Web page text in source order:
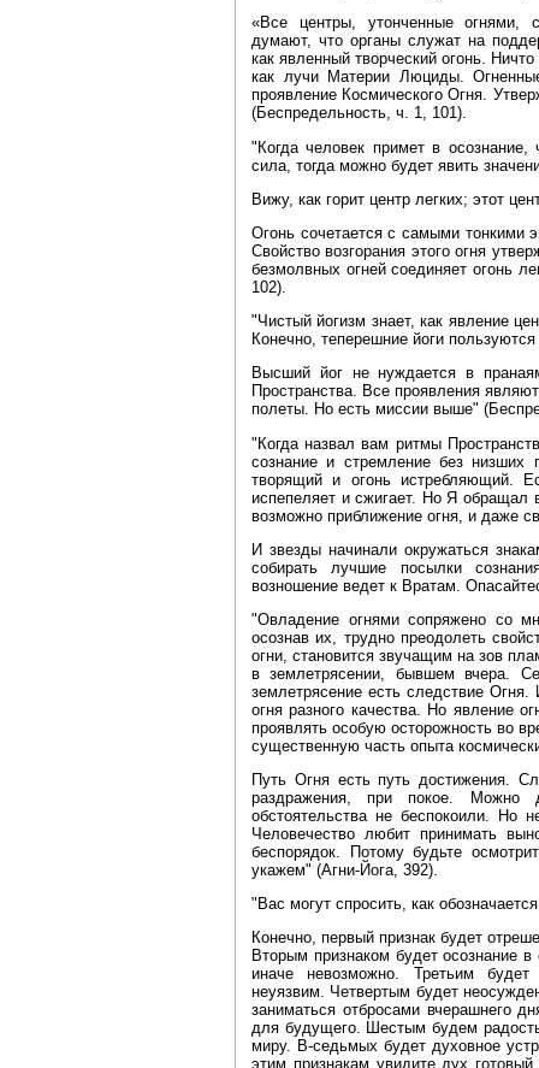
«Все центры, утонченные огнями,
думают, что органы служат на
как явленный творческий огонь.
как лучи Материи Люциды.
проявление Космического Огня.
(Беспредельность, ч. 1, 101).
"Когда человек примет в
сила, тогда можно будет явить
Вижу, как горит центр легких; этот
Огонь сочетается с самыми тонкими
Свойство возгорания этого огня
безмолвных огней соединяет огонь
102).
"Чистый йогизм знает, как явление
Конечно, теперешние йоги
Высший йог не нуждается в
Пространства. Все проявления
полеты. Но есть миссии выше"
"Когда назвал вам ритмы
сознание и стремление без
творящий и огонь истребляющий.
испепеляет и сжигает. Но Я
возможно приближение огня, и даже
И звезды начинали окружаться
собирать лучшие посылки
возношение ведет к Вратам.
"Овладение огнями сопряжено со
осознав их, трудно преодолеть
огни, становится звучащим на зов
в землетрясении, бывшем вчера.
землетрясение есть следствие
огня разного качества. Но явление
проявлять особую осторожность во
существенную часть опыта
Путь Огня есть путь достижения.
раздражения, при покое. Можно
обстоятельства не беспокоили. Но
Человечество любит принимать
беспорядок. Потому будьте
укажем" (Агни‑Йога, 392).
"Вас могут спросить, как
Конечно, первый признак будет
Вторым признаком будет осознание
иначе невозможно. Третьим
неуязвим. Четвертым будет
заниматься отбросами вчерашнего
для будущего. Шестым будем
миру. В‑седьмых будет духовное
этим признакам увидите дух